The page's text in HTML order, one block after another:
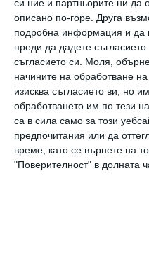
си ние и партньорите ни да
описано по-горе. Друга
подробна информация и да
преди да дадете
съгласието си. Моля,
начините на обработване
изисква съгласието ви, но
обработването им по тези
са в сила само за този
предпочитания или да
време, като се върнете на
"Поверителност" в долната
задължително това
едно парти в парка
дребни лакомства
семейния бюджет.
всички случаи е
родено в някой от
например,
малко по-трудно и